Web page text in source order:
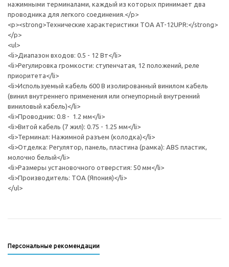
нажимными терминалами, каждый из которых принимает два
проводника для легкого соединения.</p>
<p><strong>Технические характеристики TOA AT-12UPR:</strong>
</p>
<ul>
<li>Диапазон входов: 0.5 - 12 Вт</li>
<li>Регулировка громкости: ступенчатая, 12 положений, реле
приоритета</li>
<li>Используемый кабель 600 В изолированный винилом кабель
(винил внутреннего применения или огнеупорный внутренний
виниловый кабель)</li>
<li>Проводник: 0.8 - 1.2 мм</li>
<li>Витой кабель (7 жил): 0.75 - 1.25 мм</li>
<li>Терминал: Нажимной разъем (колодка)</li>
<li>Отделка: Регулятор, панель, пластина (рамка): ABS пластик,
молочно белый</li>
<li>Размеры установочного отверстия: 50 мм</li>
<li>Производитель: TOA (Япония)</li>
</ul>
Персональные рекомендации